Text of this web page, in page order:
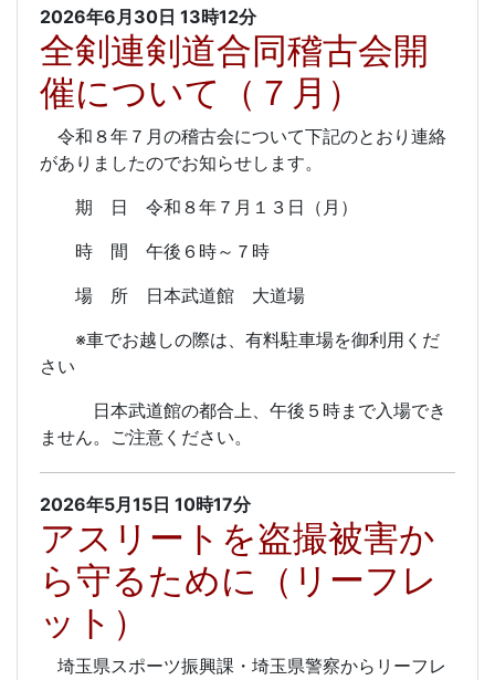
2026年6月30日 13時12分
全剣連剣道合同稽古会開
催について（７月）
令和８年７月の稽古会について下記のとおり連絡
がありましたのでお知らせします。
期 日 令和８年７月１３日（月）
時 間 午後６時～７時
場 所 日本武道館 大道場
※車でお越しの際は、有料駐車場を御利用くだ
さい
日本武道館の都合上、午後５時まで入場でき
ません。ご注意ください。
2026年5月15日 10時17分
アスリートを盗撮被害か
ら守るために（リーフレ
ット）
埼玉県スポーツ振興課・埼玉県警察からリーフレ